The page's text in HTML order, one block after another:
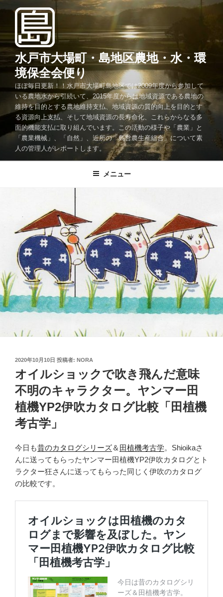
ン
ツ
プ
水戸市大場町・島地区農地・水・環
境保全会便り
ほぼ毎日更新！！水戸市大場町島地区では2009年度から参加して
いる農地水から引続いて、2015年度からは地域資源である農地の
維持を目的とする農地維持支払、地域資源の質的向上を目的とす
る資源向上支払、そして地域資源の長寿命化、これらからなる多
面的機能支払に取り組んでいます。この活動の様子や「農業」と
「農業機械」、「自然」、近所の「島営農生産組合」について素
人の管理人がレポートします。
メニュー
投
日:
2020年10月10日 投稿者: NORA
オイルショックで吹き飛んだ意味
不明のキャラクター。ヤンマー田
植機YP2伊吹カタログ比較「田植機
考古学」
今日も昔のカタログシリーズ＆ 田植機考古学。Shioikaさ
んに送ってもらったヤンマー田植機YP2伊吹カタログとト
ラクター狂さんに送ってもらった同じく伊吹のカタログ
の比較です。